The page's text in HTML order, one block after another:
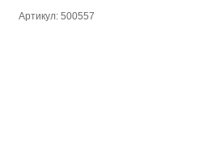
Артикул: 500557